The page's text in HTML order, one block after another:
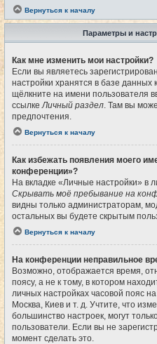
Вернуться к началу
Параметры и
Как мне изменить мои настройки?
Если вы являетесь
настройки хранятся в базе
щёлкните на имени пользователя
ссылкеЛичный раздел. Там вы
предпочтения.
Вернуться к началу
Как избежать появления моего
конференции»?
На вкладке «Личные настройки» в
Скрывать моё пребывание на
видны только администраторам,
остальных вы будете скрытым
Вернуться к началу
На конференции неправильное
Возможно, отображается время,
поясу, а не к тому, в котором
личных настройках часовой пояс
Москва, Киев и т. д. Учтите, что
большинство настроек, могут
пользователи. Если вы не
момент сделать это.